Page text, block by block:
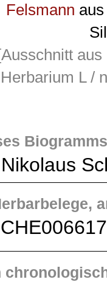
Felsmann
Herbarium L /